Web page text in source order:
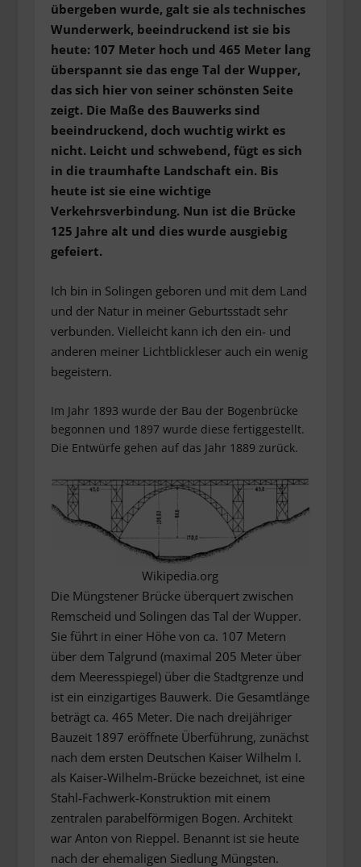
übergeben wurde, galt sie als technisches
Wunderwerk, beeindruckend ist sie bis
heute: 107 Meter hoch und 465 Meter lang
überspannt sie das enge Tal der Wupper,
das sich hier von seiner schönsten Seite
zeigt. Die Maße des Bauwerks sind
beeindruckend, doch wuchtig wirkt es
nicht. Leicht und schwebend, fügt es sich
in die traumhafte Landschaft ein. Bis
heute ist sie eine wichtige
Verkehrsverbindung. Nun ist die Brücke
125 Jahre alt und dies wurde ausgiebig
gefeiert.
Ich bin in Solingen geboren und mit dem Land
und der Natur in meiner Geburtsstadt sehr
verbunden. Vielleicht kann ich den ein- und
anderen meiner Lichtblickleser auch ein wenig
begeistern.
Im Jahr 1893 wurde der Bau der Bogenbrücke
begonnen und 1897 wurde diese fertiggestellt.
Die Entwürfe gehen auf das Jahr 1889 zurück.
Wikipedia.org
Die Müngstener Brücke überquert zwischen
Remscheid und Solingen das Tal der Wupper.
Sie führt in einer Höhe von ca. 107 Metern
über dem Talgrund (maximal 205 Meter über
dem Meeresspiegel) über die Stadtgrenze und
ist ein einzigartiges Bauwerk. Die Gesamtlänge
beträgt ca. 465 Meter. Die nach dreijähriger
Bauzeit 1897 eröffnete Überführung, zunächst
nach dem ersten Deutschen Kaiser Wilhelm I.
als Kaiser-Wilhelm-Brücke bezeichnet, ist eine
Stahl-Fachwerk-Konstruktion mit einem
zentralen parabelförmigen Bogen. Architekt
war Anton von Rieppel. Benannt ist sie heute
nach der ehemaligen Siedlung Müngsten.